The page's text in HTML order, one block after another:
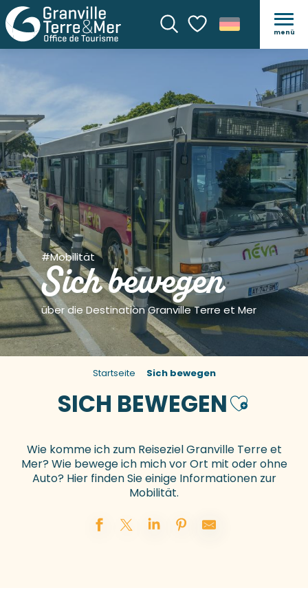
SucheVoir les favoris
menü
#Mobilität
Sich bewegen
über die Destination Granville Terre et Mer
Startseite Sich bewegen
SICH BEWEGEN Ajouter
Wie komme ich zum Reiseziel Granville Terre et
Mer? Wie bewege ich mich vor Ort mit oder ohne
Auto? Hier finden Sie einige Informationen zur
Mobilität.